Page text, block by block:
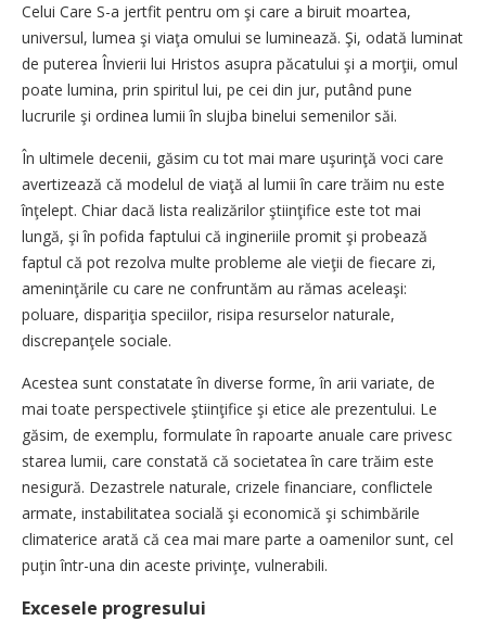
Celui Care S-a jertfit pentru om şi care a biruit moartea,
universul, lumea şi viaţa omului se luminează. Şi, odată luminat
de puterea Învierii lui Hristos asupra păcatului şi a morţii, omul
poate lumina, prin spiritul lui, pe cei din jur, putând pune
lucrurile şi ordinea lumii în slujba binelui semenilor săi.
În ultimele decenii, găsim cu tot mai mare uşurinţă voci care
avertizează că modelul de viaţă al lumii în care trăim nu este
înţelept. Chiar dacă lista realizărilor ştiinţifice este tot mai
lungă, şi în pofida faptului că ingineriile promit şi probează
faptul că pot rezolva multe probleme ale vieţii de fiecare zi,
ameninţările cu care ne confruntăm au rămas aceleaşi:
poluare, dispariţia speciilor, risipa resurselor naturale,
discrepanţele sociale.
Acestea sunt constatate în diverse forme, în arii variate, de
mai toate perspectivele ştiinţifice şi etice ale prezentului. Le
găsim, de exemplu, formulate în rapoarte anuale care privesc
starea lumii, care constată că societatea în care trăim este
nesigură. Dezastrele naturale, crizele financiare, conflictele
armate, instabilitatea socială şi economică şi schimbările
climaterice arată că cea mai mare parte a oamenilor sunt, cel
puţin într-una din aceste privinţe, vulnerabili.
Excesele progresului